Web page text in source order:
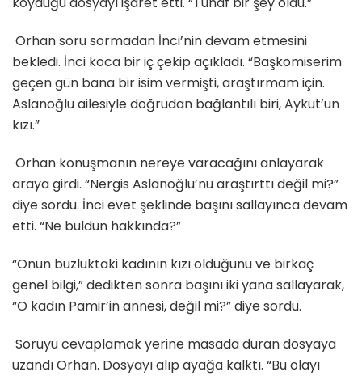
Orhan soru sormadan İnci’nin devam etmesini
bekledi. İnci koca bir iç çekip açıkladı. “Başkomiserim
geçen gün bana bir isim vermişti, araştırmam için.
Aslanoğlu ailesiyle doğrudan bağlantılı biri, Aykut’un
kızı.”
Orhan konuşmanın nereye varacağını anlayarak
araya girdi. “Nergis Aslanoğlu’nu araştırttı değil mi?”
diye sordu. İnci evet şeklinde başını sallayınca devam
etti. “Ne buldun hakkında?”
“Onun buzluktaki kadının kızı olduğunu ve birkaç
genel bilgi,” dedikten sonra başını iki yana sallayarak,
“O kadın Pamir’in annesi, değil mi?” diye sordu.
Soruyu cevaplamak yerine masada duran dosyaya
uzandı Orhan. Dosyayı alıp ayağa kalktı. “Bu olayı